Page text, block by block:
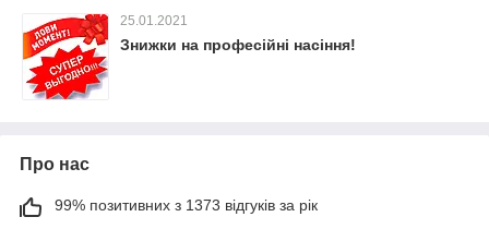
25.01.2021
Знижки на професійні насіння!
Про нас
99% позитивних з 1373 відгуків за рік